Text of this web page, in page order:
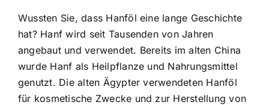
Wussten Sie, dass Hanföl eine lange Geschichte
hat? Hanf wird seit Tausenden von Jahren
angebaut und verwendet. Bereits im alten China
wurde Hanf als Heilpflanze und Nahrungsmittel
genutzt. Die alten Ägypter verwendeten Hanföl
für kosmetische Zwecke und zur Herstellung von